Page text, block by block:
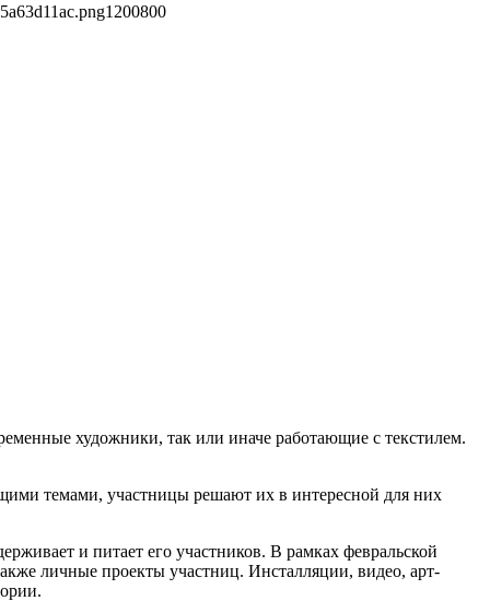
1200800
художники, так или иначе работающие с текстилем.
темами, участницы решают их в интересной для них
и питает его участников. В рамках февральской
личные проекты участниц. Инсталляции, видео, арт-